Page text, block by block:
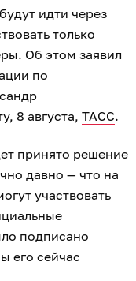
идти через
только
Об этом заявил
по
8 августа, ТАСС.
принято решение
давно — что на
участвовать
подписано
его сейчас